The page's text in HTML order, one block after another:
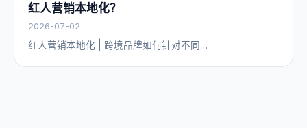
红人营销本地化？
2026-07-02
红人营销本地化 | 跨境品牌如何针对不同…